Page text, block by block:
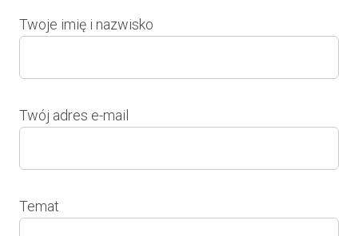
Twoje imię i nazwisko
Twój adres e-mail
Temat